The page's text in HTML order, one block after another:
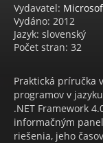
Vydavatel:
Vydáno: 2012
Jazyk: slovenský
Počet stran: 32
Praktická príručka
programov v
.NET Framework
informačným
riešenia, jeho